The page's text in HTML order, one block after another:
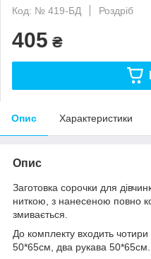
Код: № 419-БД
Роздріб
405 ₴
Опис Характеристики
Опис
Заготовка сорочки для
ниткою, з нанесеною повно
змивається.
До комплекту входить чотири
50*65см, два рукава 50*65см.